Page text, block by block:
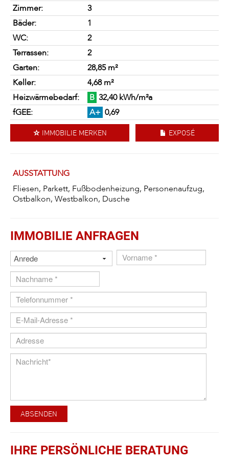
Zimmer:
3
Bäder:
1
WC:
2
Terrassen:
2
Garten:
28,85 m²
Keller:
4,68 m²
Heizwärmebedarf:
B 32,40 kWh/m²a
fGEE:
A+ 0,69
IMMOBILIE MERKEN EXPOSÉ
AUSSTATTUNG
Fliesen, Parkett, Fußbodenheizung, Personenaufzug,
Ostbalkon, Westbalkon, Dusche
IMMOBILIE ANFRAGEN
ABSENDEN
IHRE PERSÖNLICHE BERATUNG